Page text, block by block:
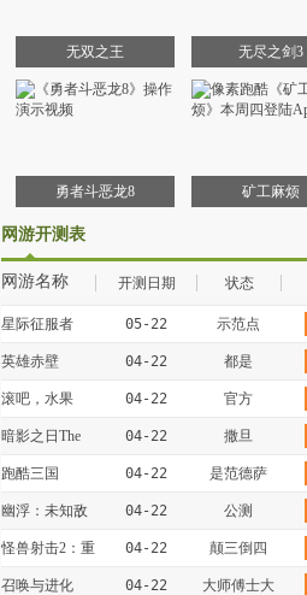
无双之王 无尽之剑3
勇者斗恶龙8 矿工麻烦
网游开测表
网游名称 开测日期 状态
星际征服者 05-22 示范点
英雄赤壁 04-22 都是
滚吧，水果 04-22 官方
暗影之日The
Shadow Sun
04-22 撒旦
跑酷三国 04-22 是范德萨
幽浮：未知敌
人
04-22 公测
怪兽射击2：重
返地球
04-22 颠三倒四
召唤与进化 04-22 大师傅士大